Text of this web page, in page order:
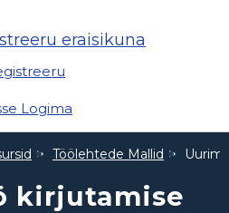
eraisikuna
Logima
Töölehtede Mallid
kirjutamise